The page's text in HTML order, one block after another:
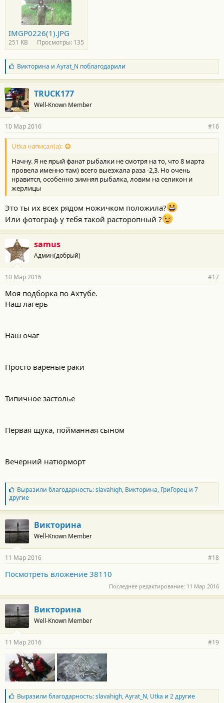
IMGP0226(1).JPG
251 KB Просмотры: 135
Б
л
а
г
о
д
а
н
о
с
и
:
Викторина и Ayrat_N поблагодарили
TRUCK177
Well-Known Member
10 Мар 2016 #16
Utka написал(а):
Начну. Я не ярый фанат рыбалки не смотря на то, что 8 марта
провела именно там) всего выезжала раза -2,3. Но очень
нравится, особенно зимняя рыбалка, ловим на селикон и
жерлицы
Это ты их всех рядом ножичком положила?
Или фотограф у тебя такой расторопный ?
samus
Админ(добрый)
10 Мар 2016 #17
Моя подборка по Ахтубе.
Наш лагерь
Наш очаг
Просто вареные раки
Типичное застолье
Первая щука, пойманная сыном
Вечерний натюрморт
Б
л
а
г
о
д
а
р
о
т
:
Выразили благодарность:slavahigh, Викторина, ГриГореци 7
другие
Викторина
Well-Known Member
11 Мар 2016 #18
Посмотреть вложение 38110
Последнее редактирование: 11 Мар 2016
Викторина
Well-Known Member
11 Мар 2016 #19
Б
Выразили благодарность:slavahigh,Ayrat_N, Utka и 2 другие